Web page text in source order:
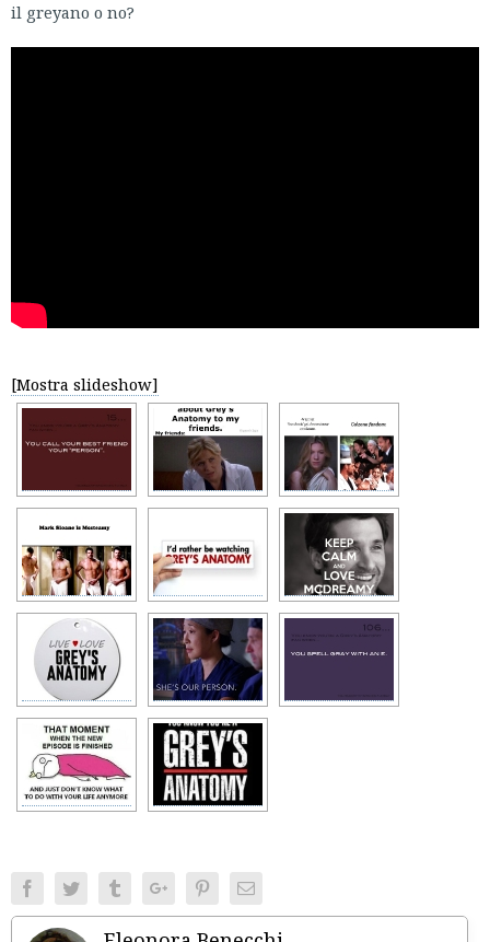
il greyano o no?
[Mostra slideshow]
FacebookTwitter TumblrGoogle+PinterestEmail